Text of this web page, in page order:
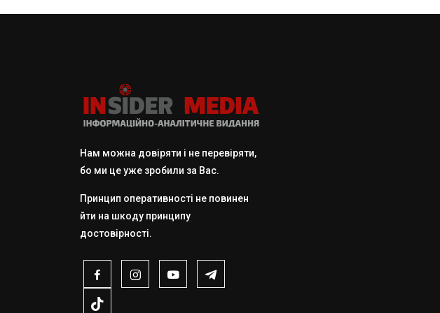
Нам можна довіряти і не перевіряти,
бо ми це уже зробили за Вас.
Принцип оперативності не повинен
йти на шкоду принципу
достовірності.